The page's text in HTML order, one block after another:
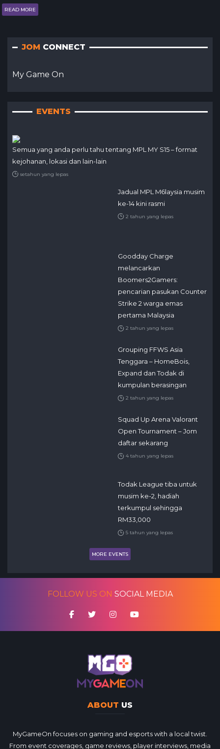
READ MORE
JOM CONNECT
My Game On
EVENTS
Semua yang anda perlu tahu tentang MPL MY S15 – format
kejohanan, lokasi dan lain-lain
setahun yang lepas
Jadual MPL M6laysia musim
ke-14 kini rasmi
2 tahun yang lepas
Goodday Charge
melancarkan
Boomers2Gamers:
pencarian pasukan Counter
Strike 2 warga emas
pertama Malaysia
2 tahun yang lepas
Grouping FFWS Asia
Tenggara – HomeBois,
Expand dan Todak di
kumpulan berasingan
2 tahun yang lepas
Squad Up Arena Valorant
Open Tournament – Jom
daftar sekarang
4 tahun yang lepas
Todak League tiba untuk
musim ke-2, hadiah
terkumpul sehingga
RM33,000
5 tahun yang lepas
MORE EVENTS
FOLLOW US ON SOCIAL MEDIA
ABOUT US
MyGameOn focuses on gaming and esports with a local twist.
From event coverages, game reviews, player interviews, media